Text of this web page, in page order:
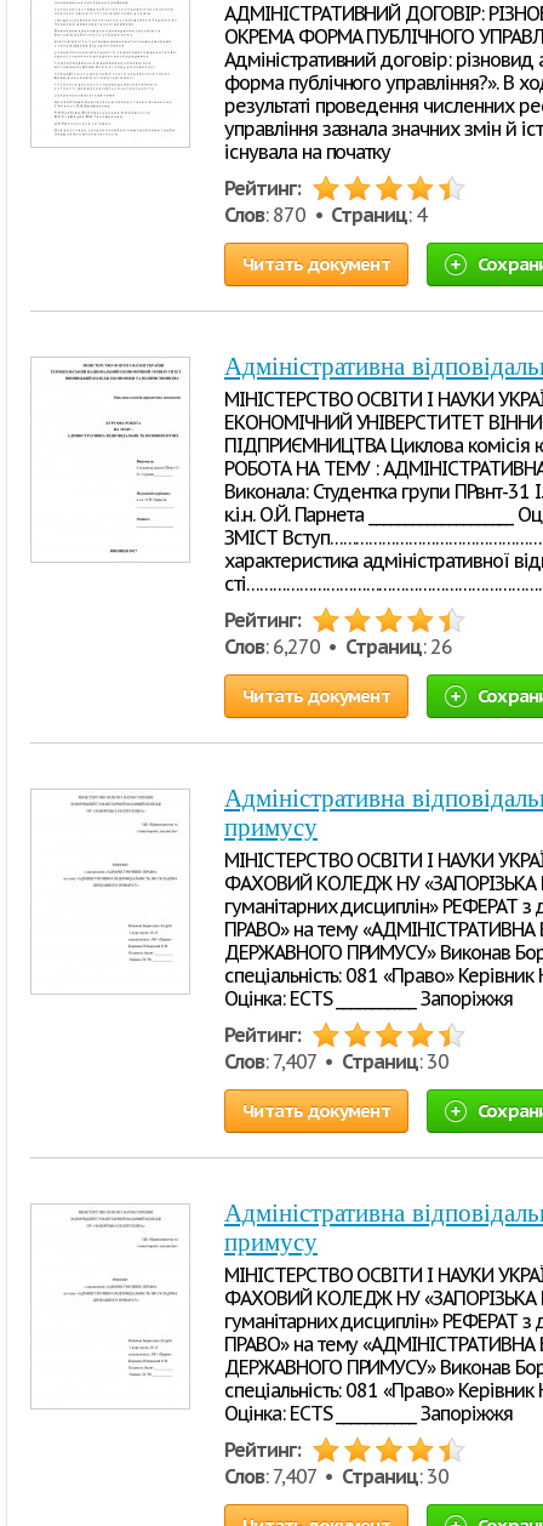
АДМІНІСТРАТИВНИЙ ДОГОВІР:
ОКРЕМА ФОРМА ПУБЛІЧНОГО
Адміністративний договір:
форма публічного управління?». В
результаті проведення численних
управління зазнала значних змін й
існувала на початку
Рейтинг:
Слов: 870 • Страниц: 4
Читать документ
Адміністративна
МІНІСТЕРСТВО ОСВІТИ І НАУКИ
ЕКОНОМІЧНИЙ УНІВЕРСТИТЕТ
ПІДПРИЄМНИЦТВА Циклова комісія
РОБОТА НА ТЕМУ :
Виконала: Студентка групи ПРвнт-31
к.і.н. О.Й. Парнета ____________________
ЗМІСТ
характеристика адміністративної
Рейтинг:
Слов: 6,270 • Страниц: 26
Читать документ
Адміністративна
примусу
МІНІСТЕРСТВО ОСВІТИ І НАУКИ
ФАХОВИЙ КОЛЕДЖ НУ «ЗАПОРІЗЬКА
гуманітарних дисциплін» РЕФЕРАТ
ПРАВО» на тему
ДЕРЖАВНОГО ПРИМУСУ» Виконав
спеціальність: 081 «Право» Керівник
Оцінка: ECTS ___________ Запоріжжя
Рейтинг:
Слов: 7,407 • Страниц: 30
Читать документ
Адміністративна
примусу
МІНІСТЕРСТВО ОСВІТИ І НАУКИ
ФАХОВИЙ КОЛЕДЖ НУ «ЗАПОРІЗЬКА
гуманітарних дисциплін» РЕФЕРАТ
ПРАВО» на тему
ДЕРЖАВНОГО ПРИМУСУ» Виконав
спеціальність: 081 «Право» Керівник
Оцінка: ECTS ___________ Запоріжжя
Рейтинг:
Слов: 7,407 • Страниц: 30